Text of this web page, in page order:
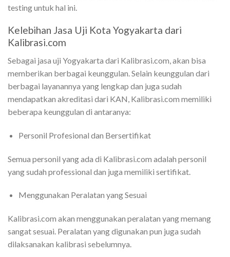
testing untuk hal ini.
Kelebihan Jasa Uji Kota Yogyakarta dari
Kalibrasi.com
Sebagai jasa uji Yogyakarta dari Kalibrasi.com, akan bisa
memberikan berbagai keunggulan. Selain keunggulan dari
berbagai layanannya yang lengkap dan juga sudah
mendapatkan akreditasi dari KAN, Kalibrasi.com memiliki
beberapa keunggulan di antaranya:
Personil Profesional dan Bersertifikat
Semua personil yang ada di Kalibrasi.com adalah personil
yang sudah professional dan juga memiliki sertifikat.
Menggunakan Peralatan yang Sesuai
Kalibrasi.com akan menggunakan peralatan yang memang
sangat sesuai. Peralatan yang digunakan pun juga sudah
dilaksanakan kalibrasi sebelumnya.